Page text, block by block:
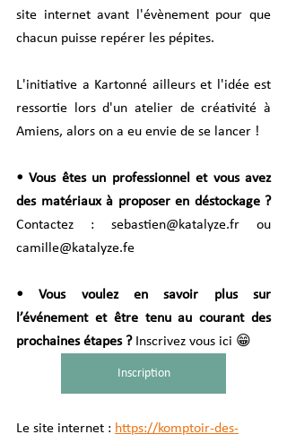
site internet avant l'évènement pour que
chacun puisse repérer les pépites.
L'initiative a Kartonné ailleurs et l'idée est
ressortie lors d'un atelier de créativité à
Amiens, alors on a eu envie de se lancer !
• Vous êtes un professionnel et vous avez
des matériaux à proposer en déstockage ?
Contactez : sebastien@katalyze.fr ou
camille@katalyze.fe
• Vous voulez en savoir plus sur
l’événement et être tenu au courant des
prochaines étapes ? Inscrivez vous ici 😁
Inscription
Le site internet : https://komptoir-des-